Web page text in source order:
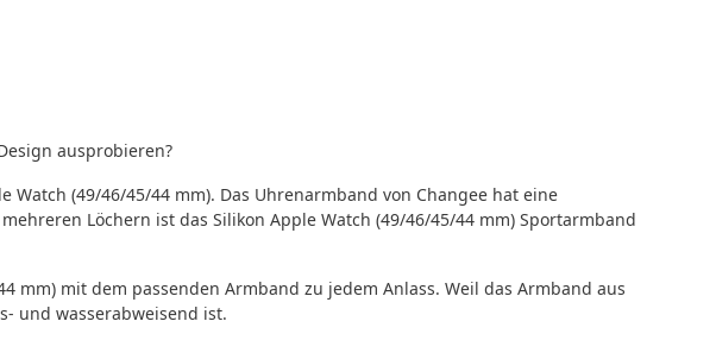
ausprobieren?
Watch (49/46/45/44 mm). Das Uhrenarmband von Changee hat eine
Löchern ist das Silikon Apple Watch (49/46/45/44 mm) Sportarmband
mm) mit dem passenden Armband zu jedem Anlass. Weil das Armband aus
und wasserabweisend ist.